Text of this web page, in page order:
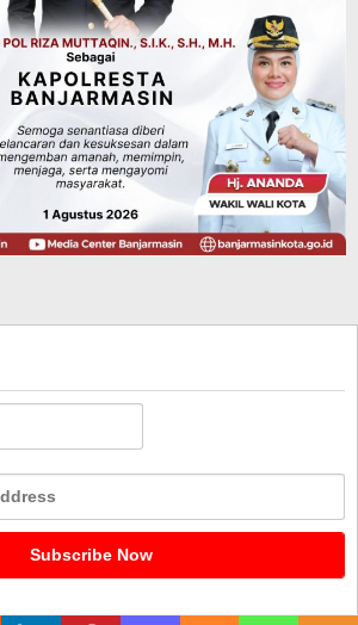
Balangan Jalani
Paskibraka, Ditempa
HUT ke-81 RI